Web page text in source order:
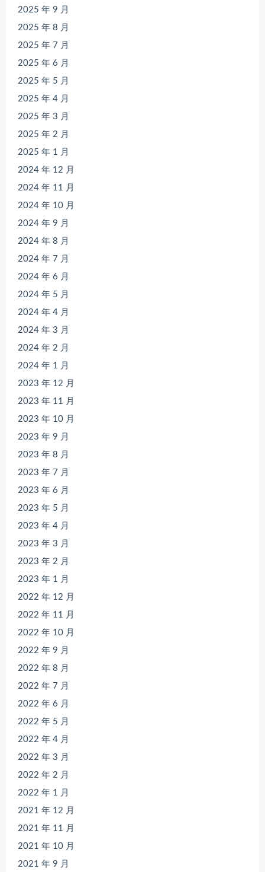
2025 年 9 月
2025 年 8 月
2025 年 7 月
2025 年 6 月
2025 年 5 月
2025 年 4 月
2025 年 3 月
2025 年 2 月
2025 年 1 月
2024 年 12 月
2024 年 11 月
2024 年 10 月
2024 年 9 月
2024 年 8 月
2024 年 7 月
2024 年 6 月
2024 年 5 月
2024 年 4 月
2024 年 3 月
2024 年 2 月
2024 年 1 月
2023 年 12 月
2023 年 11 月
2023 年 10 月
2023 年 9 月
2023 年 8 月
2023 年 7 月
2023 年 6 月
2023 年 5 月
2023 年 4 月
2023 年 3 月
2023 年 2 月
2023 年 1 月
2022 年 12 月
2022 年 11 月
2022 年 10 月
2022 年 9 月
2022 年 8 月
2022 年 7 月
2022 年 6 月
2022 年 5 月
2022 年 4 月
2022 年 3 月
2022 年 2 月
2022 年 1 月
2021 年 12 月
2021 年 11 月
2021 年 10 月
2021 年 9 月